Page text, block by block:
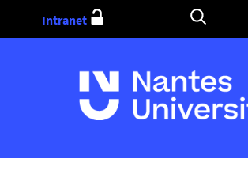
Aller
Intranet